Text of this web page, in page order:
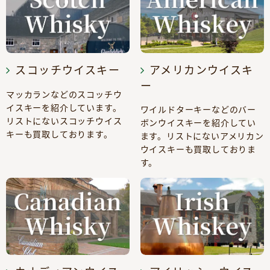
スコッチウイスキー
マッカランなどのスコッチウ
イスキーを紹介しています。
リストにないスコッチウイス
キーも買取しております。
アメリカンウイスキ
ー
ワイルドターキーなどのバー
ボンウイスキーを紹介してい
ます。リストにないアメリカン
ウイスキーも買取しておりま
す。